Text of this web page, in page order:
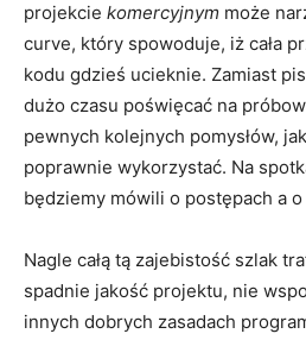
projekcie komercyjnym może
curve, który spowoduje, iż cała
kodu gdzieś ucieknie. Zamiast
dużo czasu poświęcać na
pewnych kolejnych pomysłów,
poprawnie wykorzystać. Na
będziemy mówili o postępach a
Nagle całą tą zajebistość szlak
spadnie jakość projektu, nie
innych dobrych zasadach